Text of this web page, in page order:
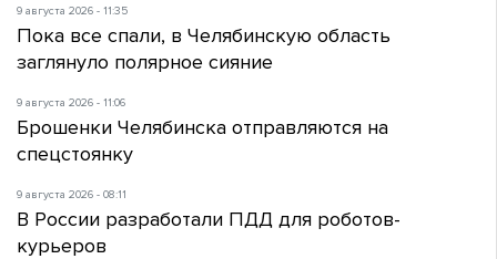
9 августа 2026 - 11:35
Пока все спали, в Челябинскую область
заглянуло полярное сияние
9 августа 2026 - 11:06
Брошенки Челябинска отправляются на
спецстоянку
9 августа 2026 - 08:11
В России разработали ПДД для роботов-
курьеров